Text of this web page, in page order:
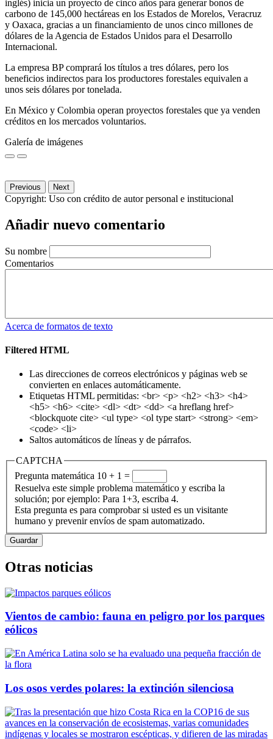
inglés) inicia un proyecto de cinco años para generar bonos de
carbono de 145,000 hectáreas en los Estados de Morelos, Veracruz
y Oaxaca, gracias a un financiamiento de unos cinco millones de
dólares de la Agencia de Estados Unidos para el Desarrollo
Internacional.
La empresa BP comprará los títulos a tres dólares, pero los
beneficios indirectos para los productores forestales equivalen a
unos seis dólares por tonelada.
En México y Colombia operan proyectos forestales que ya venden
créditos en los mercados voluntarios.
Galería de imágenes
Previous Next
Copyright: Uso con crédito de autor personal e institucional
Añadir nuevo comentario
Su nombre
Comentarios
Acerca de formatos de texto
Filtered HTML
Las direcciones de correos electrónicos y páginas web se
convierten en enlaces automáticamente.
Etiquetas HTML permitidas: <br> <p> <h2> <h3> <h4>
<h5> <h6> <cite> <dl> <dt> <dd> <a hreflang href>
<blockquote cite> <ul type> <ol type start> <strong> <em>
<code> <li>
Saltos automáticos de líneas y de párrafos.
CAPTCHA
Pregunta matemática 10 + 1 =
Resuelva este simple problema matemático y escriba la
solución; por ejemplo: Para 1+3, escriba 4.
Esta pregunta es para comprobar si usted es un visitante
humano y prevenir envíos de spam automatizado.
Otras noticias
Vientos de cambio: fauna en peligro por los parques
eólicos
Los osos verdes polares: la extinción silenciosa